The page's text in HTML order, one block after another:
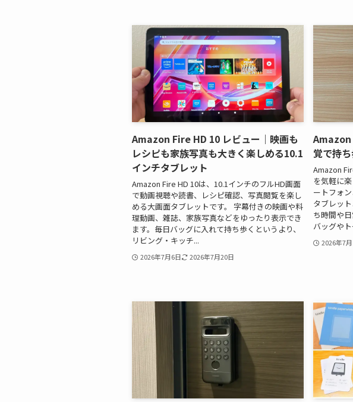
Amazon Fire HD 10 レビュー｜映画も
レシピも家族写真も大きく楽しめる10.1
インチタブレット
Amazon Fire HD 10は、10.1インチのフルHD画面
で動画視聴や読書、レシピ確認、写真閲覧を楽し
める大画面タブレットです。 字幕付きの映画や料
理動画、雑誌、家族写真などをゆったり表示でき
ます。毎日バッグに入れて持ち歩くというより、
リビング・キッチ...
2026年7月6日 2026年7月20日
Amazon
覚で持
Amazon
を気軽に
ートフォ
タブレッ
ち時間や
バッグや
2026年7